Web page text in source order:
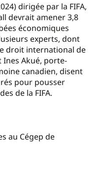
dirigée par la FIFA,
devrait amener 3,8
économiques
experts, dont
droit international de
Ines Akué, porte-
canadien, disent
pour pousser
de la FIFA.
au Cégep de